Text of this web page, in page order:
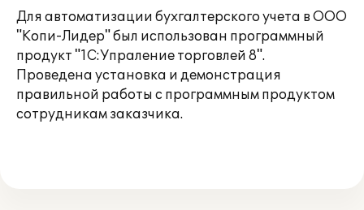
Для автоматизации бухгалтерского учета в ООО
"Копи-Лидер" был использован программный
продукт "1С:Упраление торговлей 8".
Проведена установка и демонстрация
правильной работы с программным продуктом
сотрудникам заказчика.